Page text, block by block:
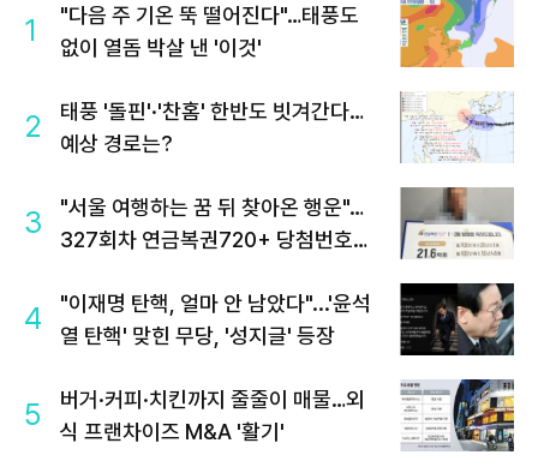
1
"다음 주 기온 뚝 떨어진다"…태풍도
없이 열돔 박살 낸 '이것'
2
태풍 '돌핀'·'찬홈' 한반도 빗겨간다…
예상 경로는?
3
"서울 여행하는 꿈 뒤 찾아온 행운"…
327회차 연금복권720+ 당첨번호조
4
"이재명 탄핵, 얼마 안 남았다"...'윤석
열 탄핵' 맞힌 무당, '성지글' 등장
5
버거·커피·치킨까지 줄줄이 매물…외
식 프랜차이즈 M&A '활기'